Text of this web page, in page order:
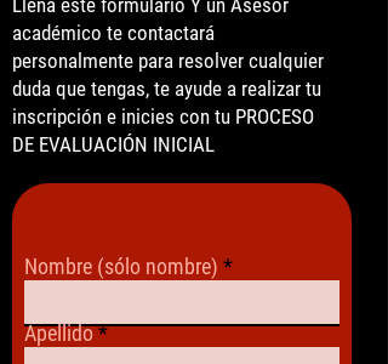
Llena este formulario Y un Asesor
académico te contactará
personalmente para resolver cualquier
duda que tengas, te ayude a realizar tu
inscripción e inicies con tu PROCESO
DE EVALUACIÓN INICIAL
Nombre (sólo nombre)
Apellido